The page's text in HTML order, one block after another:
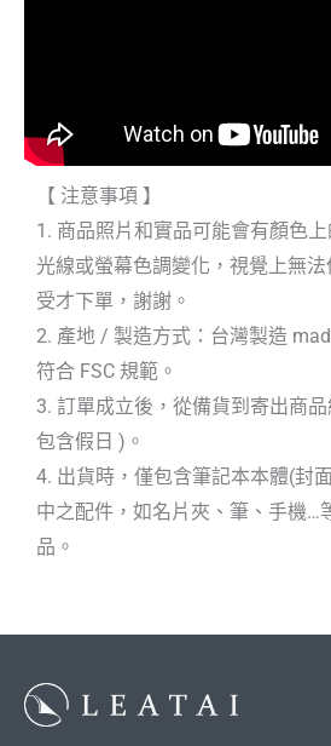
【 注意事項 】
1. 商品照片和實品可能會有顏色
光線或螢幕色調變化，視覺上無
受才下單，謝謝。
2. 產地 / 製造方式：台灣製造
符合 FSC 規範。
3. 訂單成立後，從備貨到寄出商
包含假日 )。
4. 出貨時，僅包含筆記本本體(封
中之配件，如名片夾、筆、手機…
品。